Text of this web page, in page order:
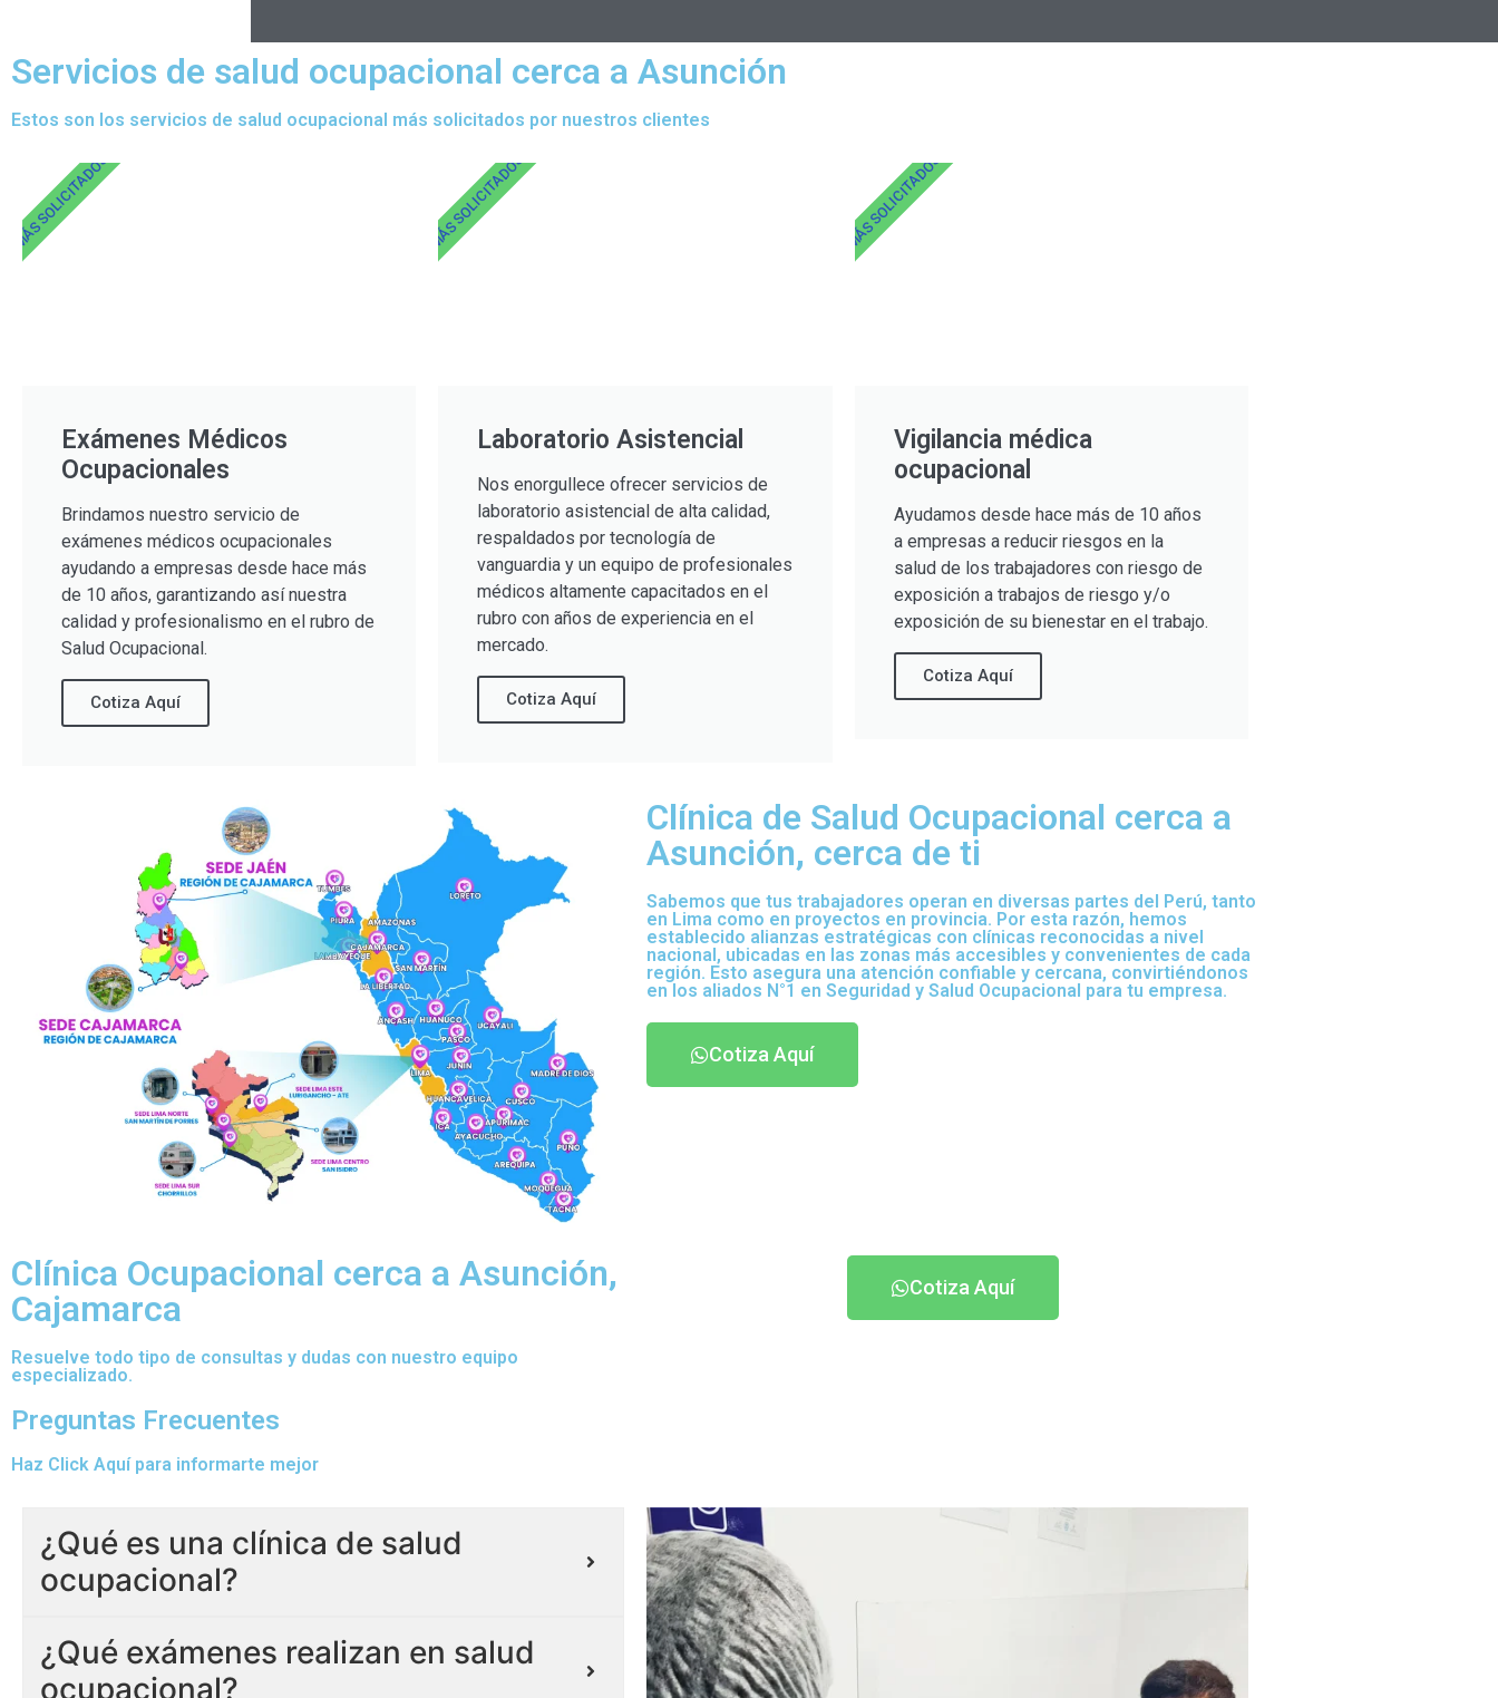
Servicios de salud ocupacional cerca a Asunción
Estos son los servicios de salud ocupacional más solicitados por nuestros clientes
Exámenes Médicos
Ocupacionales
Brindamos nuestro servicio de
exámenes médicos ocupacionales
ayudando a empresas desde hace más
de 10 años, garantizando así nuestra
calidad y profesionalismo en el rubro de
Salud Ocupacional.
Cotiza Aquí
MÁS SOLICITADOS
Laboratorio Asistencial
Nos enorgullece ofrecer servicios de
laboratorio asistencial de alta calidad,
respaldados por tecnología de
vanguardia y un equipo de profesionales
médicos altamente capacitados en el
rubro con años de experiencia en el
mercado.
Cotiza Aquí
MÁS SOLICITADOS
Vigilancia médica
ocupacional
Ayudamos desde hace más de 10 años
a empresas a reducir riesgos en la
salud de los trabajadores con riesgo de
exposición a trabajos de riesgo y/o
exposición de su bienestar en el trabajo.
Cotiza Aquí
MÁS SOLICITADOS
Clínica de Salud Ocupacional cerca a
Asunción, cerca de ti
Sabemos que tus trabajadores operan en diversas partes del Perú, tanto
en Lima como en proyectos en provincia. Por esta razón, hemos
establecido alianzas estratégicas con clínicas reconocidas a nivel
nacional, ubicadas en las zonas más accesibles y convenientes de cada
región. Esto asegura una atención confiable y cercana, convirtiéndonos
en los aliados N°1 en Seguridad y Salud Ocupacional para tu empresa.
Cotiza Aquí
Clínica Ocupacional cerca a Asunción,
Cajamarca
Resuelve todo tipo de consultas y dudas con nuestro equipo
especializado.
Cotiza Aquí
Preguntas Frecuentes
Haz Click Aquí para informarte mejor
¿Qué es una clínica de salud
ocupacional?
¿Qué exámenes realizan en salud
ocupacional?